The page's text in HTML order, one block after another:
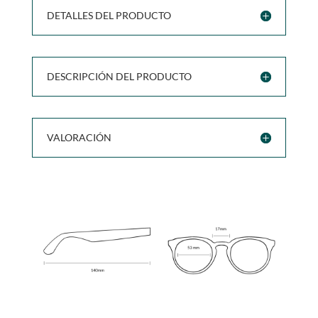
DETALLES DEL PRODUCTO
DESCRIPCIÓN DEL PRODUCTO
VALORACIÓN